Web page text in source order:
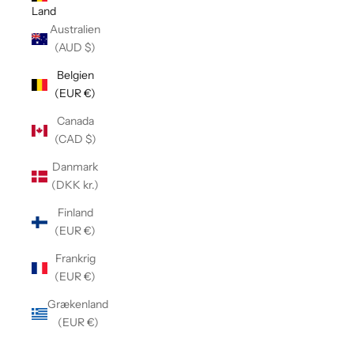
Land
Australien
(AUD $)
Belgien
(EUR €)
Canada
(CAD $)
Danmark
(DKK kr.)
Finland
(EUR €)
Frankrig
(EUR €)
Grækenland
(EUR €)